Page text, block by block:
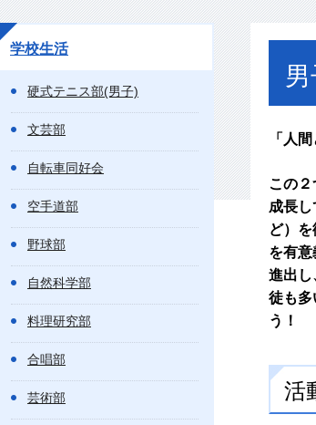
学校生活
硬式テニス部(男子)
文芸部
自転車同好会
空手道部
野球部
自然科学部
料理研究部
合唱部
芸術部
「人
この
成長
ど）
を有
進出し
徒も多
う！
活